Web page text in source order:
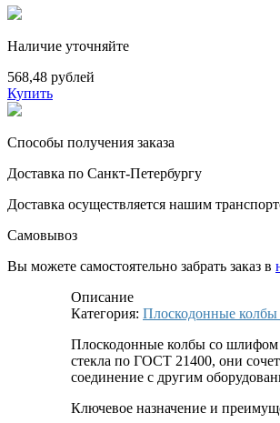
Наличие уточняйте
568,48 рублей
Купить
Способы получения заказа
Доставка по Санкт-Петербургу
Доставка осуществляется нашим
Самовывоз
Вы можете самостоятельно забрать заказ в
Описание
Категория: Плоскодонные
Плоскодонные колбы со шлифом
стекла по ГОСТ 21400, они
соединение с другим
Ключевое назначение и